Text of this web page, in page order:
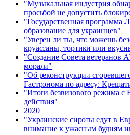
"Музыкальная индустрия
просьбой не допустить
"Государственная программа
образование для украинцев"
"Уверен ли ты, что можешь
круассаны, тортики или
"Создание Совета ветеранов
морали"
"Об реконструкции
Гастронома по адресу:
"Итоги безвизового режима с
действия"
2020
"Украинские сироты едут в
внимание к ужасным будням